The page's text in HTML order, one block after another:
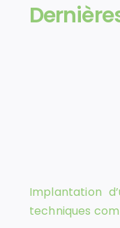
Implantation
techniques